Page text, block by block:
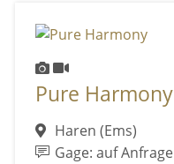
Pure Harmony
Haren (Ems)
Gage: auf Anfrage